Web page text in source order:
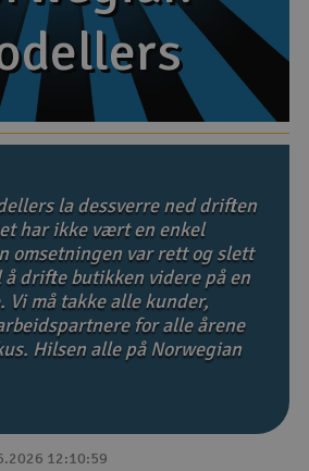
LEGO & byggesett
la dessverre ned driften
har ikke vært en enkel
omsetningen var rett og slett
drifte butikken videre på en
Vi må takke alle kunder,
for alle årene
Hilsen alle på Norwegian
12:10:59